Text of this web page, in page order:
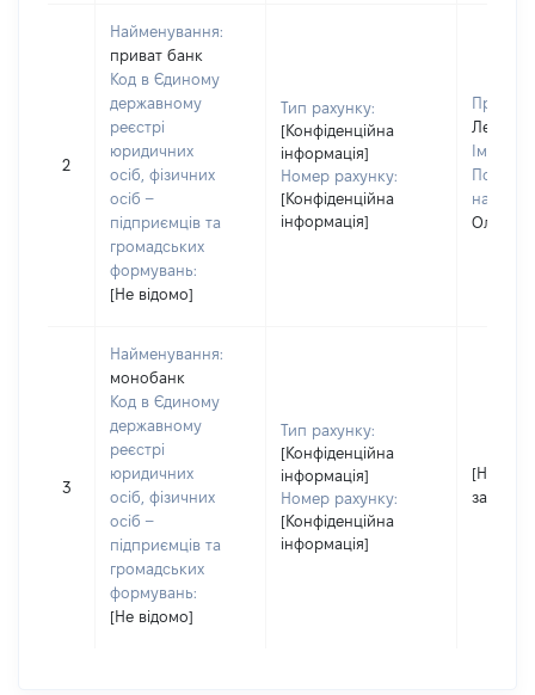
2
Найменування:
приват банк
Код в Єдиному
державному
реєстрі
юридичних
осіб, фізичних
осіб –
підприємців та
громадських
формувань:
[Не відомо]
Тип рахунку:
[Конфіденційна
інформація]
Номер рахунку:
[Конфіденційна
інформація]
Ім'я:
По
3
Найменування:
монобанк
Код в Єдиному
державному
реєстрі
юридичних
осіб, фізичних
осіб –
підприємців та
громадських
формувань:
[Не відомо]
Тип рахунку:
[Конфіденційна
інформація]
Номер рахунку:
[Конфіденційна
інформація]
[Не